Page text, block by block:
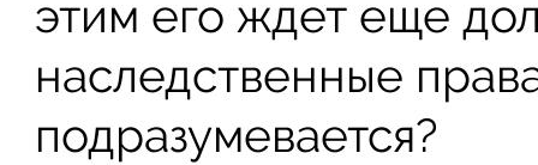
этим его ждет еще
наследственные
подразумевается?